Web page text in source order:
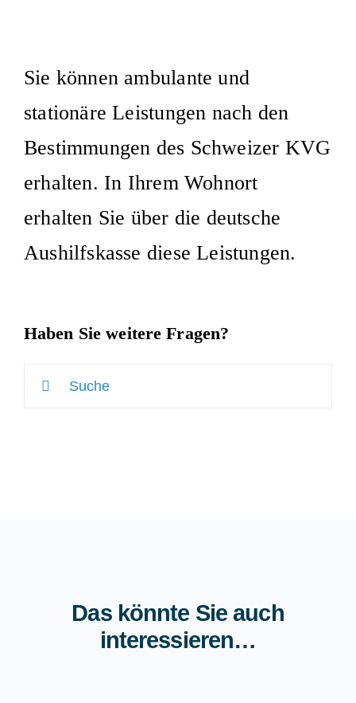
Sie können ambulante und
stationäre Leistungen nach den
Bestimmungen des Schweizer KVG
erhalten. In Ihrem Wohnort
erhalten Sie über die deutsche
Aushilfskasse diese Leistungen.
Haben Sie weitere Fragen?
nach:
Das könnte Sie auch
interessieren…